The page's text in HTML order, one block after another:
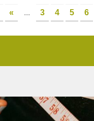
« ... 3 4 5 6